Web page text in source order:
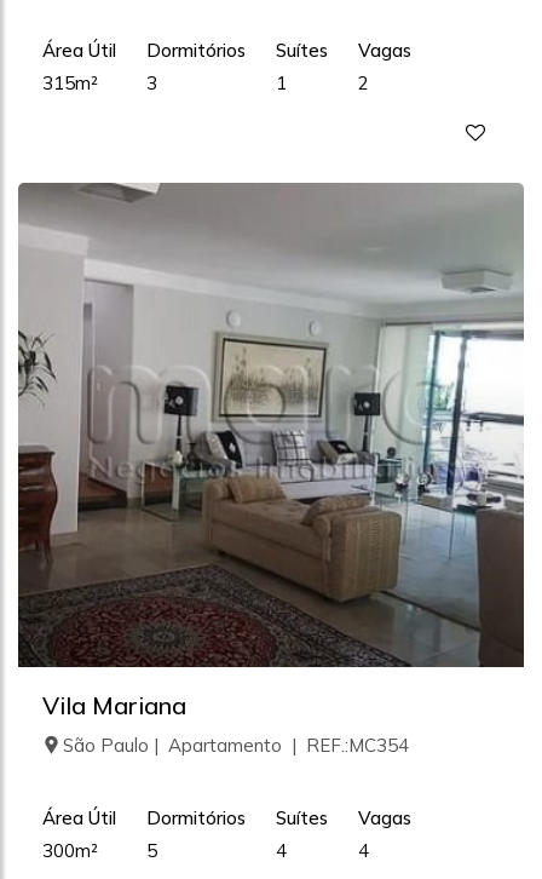
Área Útil
315m²
Dormitórios
3
Suítes
1
Vagas
2
Vila Mariana
São Paulo | Apartamento | REF.:MC354
Área Útil
300m²
Dormitórios
5
Suítes
4
Vagas
4